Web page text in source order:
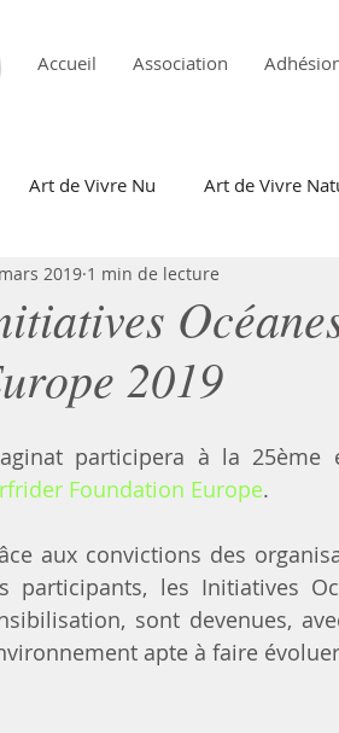
Accueil Association
Art de Vivre Nu Art de Vivre
Culture Naturiste
2019
2019 1 min de lecture
participera à la 25ème
Foundation Europe.
aux convictions des
participants, les Initiatives
sont devenues,
apte à faire